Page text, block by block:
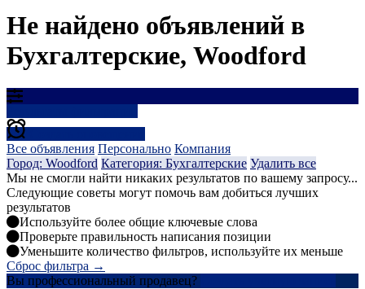
Не найдено объявлений в
Бухгалтерские, Woodford
Все объявления Персонально Компания
Город: Woodford Категория: Бухгалтерские Удалить все
Мы не смогли найти никаких результатов по вашему запросу...
Следующие советы могут помочь вам добиться лучших
результатов
Используйте более общие ключевые слова
Проверьте правильность написания позиции
Уменьшите количество фильтров, используйте их меньше
Сброс фильтра →
Вы профессиональный продавец?